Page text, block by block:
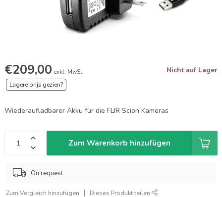
€209,00 exkl. MwSt. Nicht auf Lager
Lagere prijs gezien?
Wiederaufladbarer Akku für die FLIR Scion Kameras
Zum Warenkorb hinzufügen
On request
Zum Vergleich hinzufügen Dieses Produkt teilen